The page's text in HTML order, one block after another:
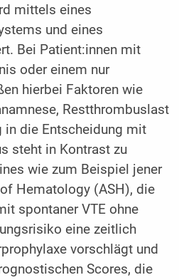
mittels eines
und eines
Bei Patient:innen mit
oder einem nur
hierbei Faktoren wie
Restthrombuslast
in die Entscheidung mit
steht in Kontrast zu
wie zum Beispiel jener
Hematology (ASH), die
spontaner VTE ohne
eine zeitlich
vorschlägt und
Scores, die